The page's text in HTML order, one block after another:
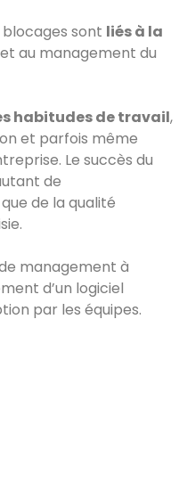
blocages sont liés à la
au management du
habitudes de travail,
et parfois même
Le succès du
de
de la qualité
management à
d’un logiciel
par les équipes.